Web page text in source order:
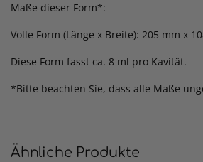
Maße dieser Form*:
Volle Form (Länge x Breite): 205 mm x
Diese Form fasst ca. 8 ml pro Kavität.
*Bitte beachten Sie, dass alle Maße
Ähnliche Produkte